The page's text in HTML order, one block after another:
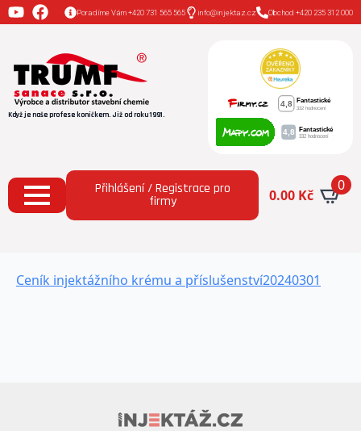
Poradíme Vám +420 731 565 565 info@injektaz.cz Obchod +420 235 312 000
Když je naše profese koníčkem. Již od roku 1991.
Přihlášení / Registrace pro
firmy 0.00 Kč
0
Ceník injektážního krému a příslušenství20240301